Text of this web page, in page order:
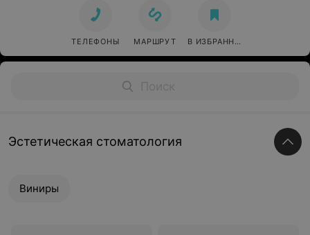
ТЕЛЕФОНЫ МАРШРУТ В ИЗБРАННОЕ
Эстетическая стоматология
Виниры